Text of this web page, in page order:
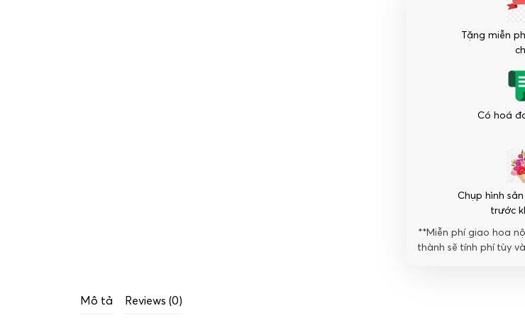
Tặng miễn
Có hoá
Chụp hình
trước
**Miễn phí giao hoa
thành sẽ tính phí tùy
Mô tả Reviews (0)